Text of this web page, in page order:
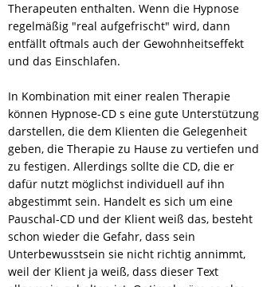
Therapeuten enthalten. Wenn die Hypnose
regelmäßig "real aufgefrischt" wird, dann
entfällt oftmals auch der Gewohnheitseffekt
und das Einschlafen.
In Kombination mit einer realen Therapie
können Hypnose-CD s eine gute Unterstützung
darstellen, die dem Klienten die Gelegenheit
geben, die Therapie zu Hause zu vertiefen und
zu festigen. Allerdings sollte die CD, die er
dafür nutzt möglichst individuell auf ihn
abgestimmt sein. Handelt es sich um eine
Pauschal-CD und der Klient weiß das, besteht
schon wieder die Gefahr, dass sein
Unterbewusstsein sie nicht richtig annimmt,
weil der Klient ja weiß, dass dieser Text